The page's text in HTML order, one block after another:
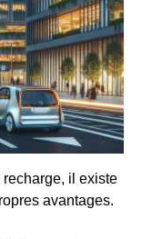
il existe
avantages.